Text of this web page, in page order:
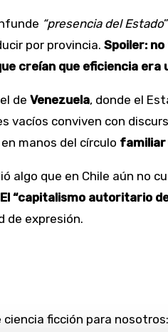
“presencia del Estado
por provincia. Spoiler:
creían que eficiencia era
de Venezuela, donde el
conviven con
manos del círculo familiar
algo que en Chile aún no
El “capitalismo autoritario
de expresión.
ficción para